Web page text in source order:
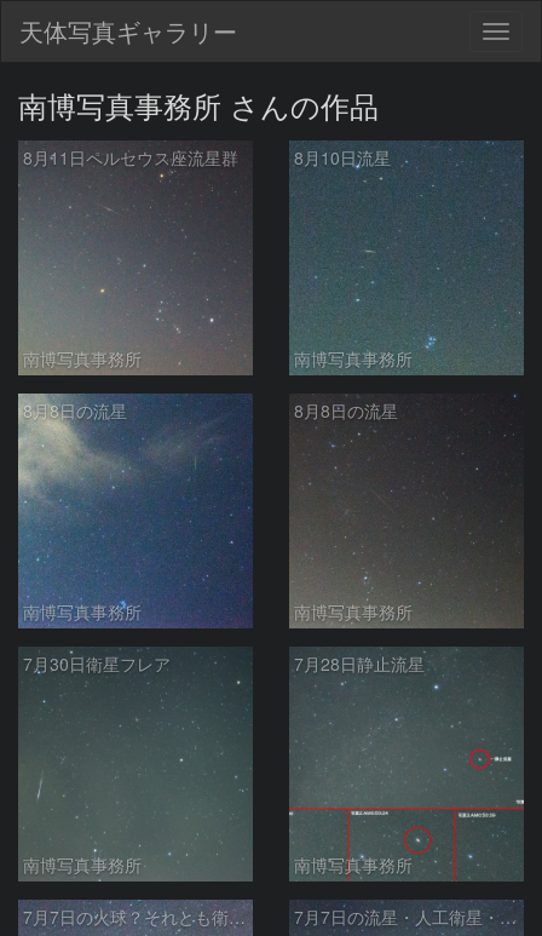
天体写真ギャラリー
南博写真事務所 さんの作品
8月11日ペルセウス座流星群
南博写真事務所
8月10日流星
南博写真事務所
8月8日の流星
南博写真事務所
8月8日の流星
南博写真事務所
7月30日衛星フレア
南博写真事務所
7月28日静止流星
南博写真事務所
7月7日の火球？それとも衛星フレアか？ 7月7日の流星・人工衛星・夏の大三角